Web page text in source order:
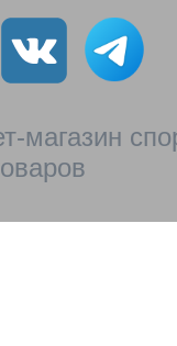
магазин